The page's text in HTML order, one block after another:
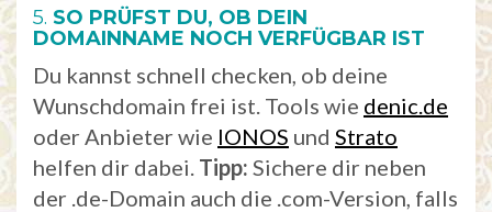
5. SO PRÜFST DU, OB DEIN
DOMAINNAME NOCH VERFÜGBAR IST
Du kannst schnell checken, ob deine
Wunschdomain frei ist. Tools wie denic.de
oder Anbieter wie IONOS und Strato
helfen dir dabei. Tipp: Sichere dir neben
der .de-Domain auch die .com-Version, falls